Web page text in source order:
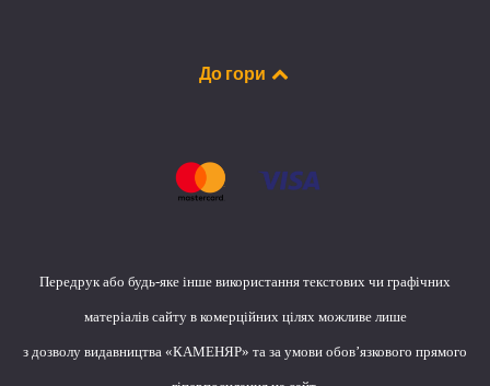
До гори
Передрук або будь-яке інше використання текстових чи графічних
матеріалів сайту в комерційних цілях можливе лише
з дозволу видавництва «КАМЕНЯР» та за умови обов’язкового прямого